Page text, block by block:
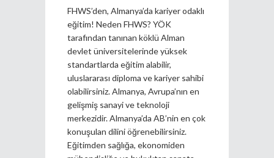
FHWS’den, Almanya’da kariyer odaklı
eğitim! Neden FHWS? YÖK
tarafından tanınan köklü Alman
devlet üniversitelerinde yüksek
standartlarda eğitim alabilir,
uluslararası diploma ve kariyer sahibi
olabilirsiniz. Almanya, Avrupa’nın en
gelişmiş sanayi ve teknoloji
merkezidir. Almanya’da AB’nin en çok
konuşulan dilini öğrenebilirsiniz.
Eğitimden sağlığa, ekonomiden